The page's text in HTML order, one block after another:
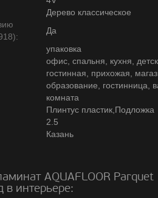
Дерево классическое
Да
упаковка
офис, спальня, кухня,
гостинная, прихожая,
образование, гостинница,
комната
Плинтус пластик,Подложка
2.5
Казань
AQUAFLOOR Parquet
в интерьере: